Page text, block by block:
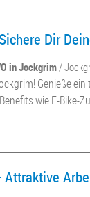
Dir
in Jockgrim/
Genieße ein
wie E-Bike-